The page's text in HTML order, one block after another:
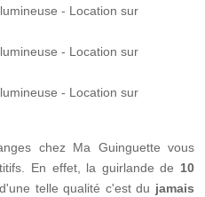
chez Ma Guinguette vous
En effet, la guirlande de 10
telle qualité c'est du jamais